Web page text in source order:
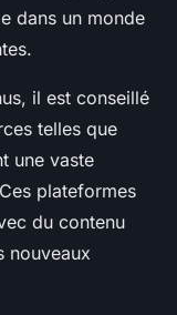
dans un monde
il est conseillé
telles que
une vaste
plateformes
du contenu
nouveaux